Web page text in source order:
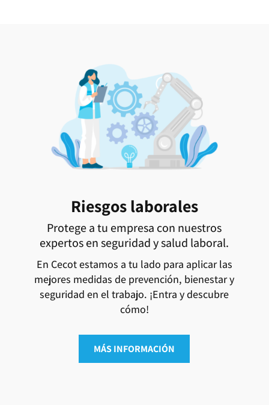
Riesgos laborales
Protege a tu empresa con nuestros
expertos en seguridad y salud laboral.
En Cecot estamos a tu lado para aplicar las
mejores medidas de prevención, bienestar y
seguridad en el trabajo. ¡Entra y descubre
cómo!
MÁS INFORMACIÓN